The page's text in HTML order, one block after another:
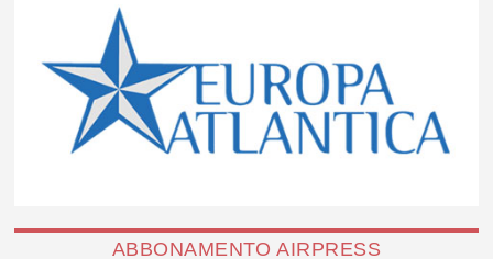
ABBONAMENTO AIRPRESS